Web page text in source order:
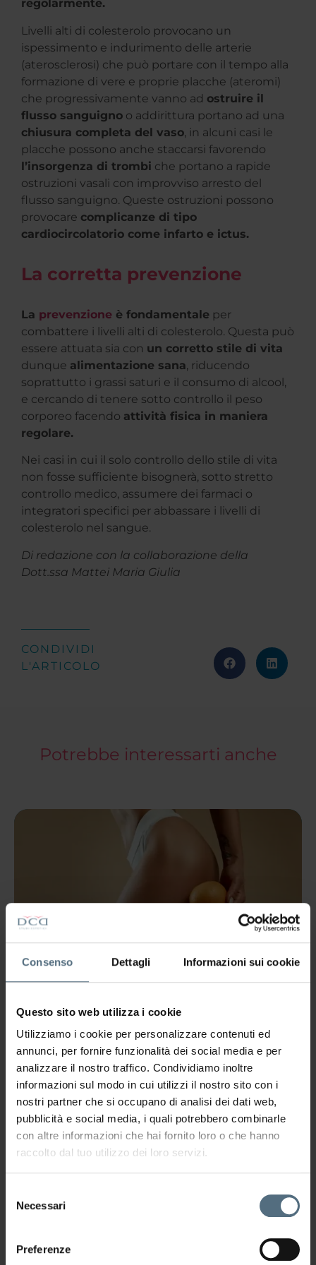
Consenso Dettagli Informazioni sui cookie
Questo sito web utilizza i cookie
Utilizziamo i cookie per personalizzare contenuti ed
annunci, per fornire funzionalità dei social media e per
analizzare il nostro traffico. Condividiamo inoltre
informazioni sul modo in cui utilizzi il nostro sito con i
nostri partner che si occupano di analisi dei dati web,
pubblicità e social media, i quali potrebbero combinarle
con altre informazioni che hai fornito loro o che hanno
raccolto dal tuo utilizzo dei loro servizi.
delNecessari
Preferenze
regolarmente.
Livelli alti di colesterolo provocano un
ispessimento e indurimento delle arterie
(aterosclerosi) che può portare con il tempo alla
formazione di vere e proprie placche (ateromi)
che progressivamente vanno ad ostruire il
flusso sanguigno o addirittura portano ad una
chiusura completa del vaso , in alcuni casi le
placche possono anche staccarsi favorendo
l’insorgenza di trombi che portano a rapide
ostruzioni vasali con improvviso arresto del
flusso sanguigno. Queste ostruzioni possono
provocare complicanze di tipo
cardiocircolatorio come infarto e ictus.
La corretta prevenzione
La prevenzione è fondamentale per
combattere i livelli alti di colesterolo. Questa può
essere attuata sia con un corretto stile di vita
dunque alimentazione sana, riducendo
soprattutto i grassi saturi e il consumo di alcool,
e cercando di tenere sotto controllo il peso
corporeo facendo attività fisica in maniera
regolare.
Nei casi in cui il solo controllo dello stile di vita
non fosse sufficiente bisognerà, sotto stretto
controllo medico, assumere dei farmaci o
integratori specifici per abbassare i livelli di
colesterolo nel sangue.
Di redazione con la collaborazione della
Dott.ssa Mattei Maria Giulia
CONDIVIDI
L'ARTICOLO
Potrebbe interessarti anche
Perché la cellulite colpisce anche
Ti guardi allo specchio, la taglia è quella di